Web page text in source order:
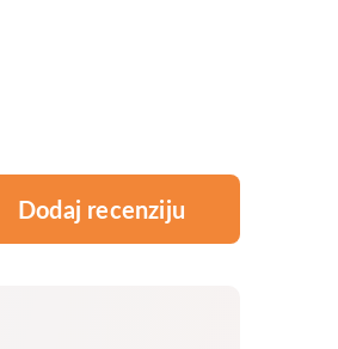
Dodaj recenziju